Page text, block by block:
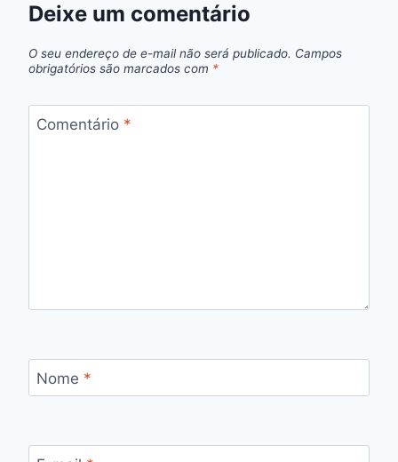
Deixe um comentário
O seu endereço de e-mail não será publicado. Campos
obrigatórios são marcados com *
Comentário *
Nome *